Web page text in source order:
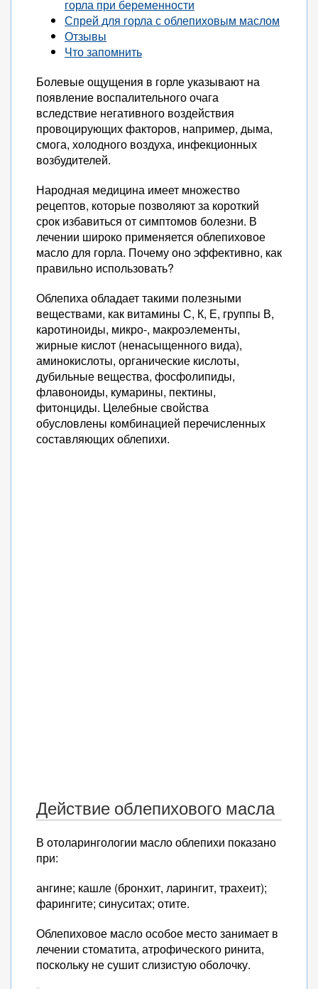
горла при беременности
Спрей для горла с облепиховым маслом
Отзывы
Что запомнить
Болевые ощущения в горле указывают на
появление воспалительного очага
вследствие негативного воздействия
провоцирующих факторов, например, дыма,
смога, холодного воздуха, инфекционных
возбудителей.
Народная медицина имеет множество
рецептов, которые позволяют за короткий
срок избавиться от симптомов болезни. В
лечении широко применяется облепиховое
масло для горла. Почему оно эффективно, как
правильно использовать?
Облепиха обладает такими полезными
веществами, как витамины С, К, Е, группы В,
каротиноиды, микро-, макроэлементы,
жирные кислот (ненасыщенного вида),
аминокислоты, органические кислоты,
дубильные вещества, фосфолипиды,
флавоноиды, кумарины, пектины,
фитонциды. Целебные свойства
обусловлены комбинацией перечисленных
составляющих облепихи.
Действие облепихового масла
В отоларингологии масло облепихи показано
при:
ангине; кашле (бронхит, ларингит, трахеит);
фарингите; синуситах; отите.
Облепиховое масло особое место занимает в
лечении стоматита, атрофического ринита,
поскольку не сушит слизистую оболочку.